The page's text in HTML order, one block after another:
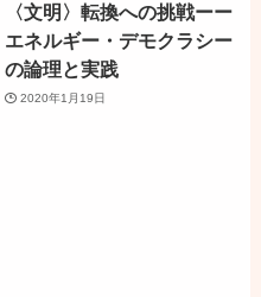
〈文明〉転換への挑戦ーー
エネルギー・デモクラシー
の論理と実践
2020年1月19日